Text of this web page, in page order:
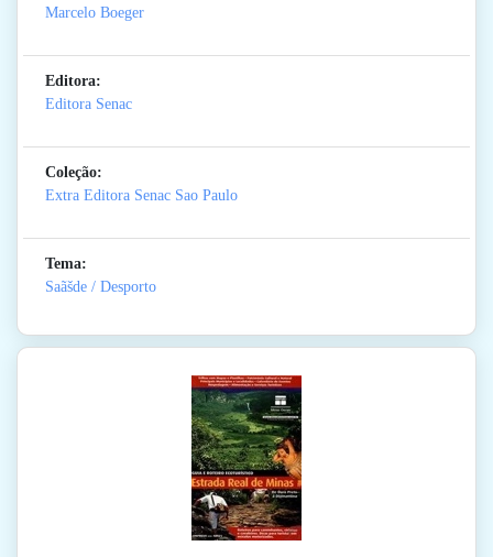
Marcelo Boeger
Editora:
Editora Senac
Coleção:
Extra Editora Senac Sao Paulo
Tema:
Saãšde / Desporto